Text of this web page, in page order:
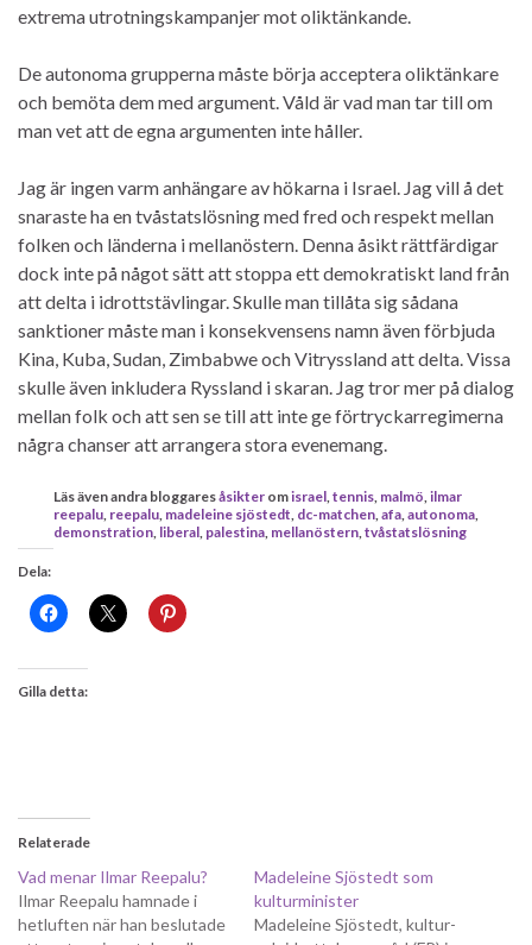
extrema utrotningskampanjer mot oliktänkande.
De autonoma grupperna måste börja acceptera oliktänkare
och bemöta dem med argument. Våld är vad man tar till om
man vet att de egna argumenten inte håller.
Jag är ingen varm anhängare av hökarna i Israel. Jag vill å det
snaraste ha en tvåstatslösning med fred och respekt mellan
folken och länderna i mellanöstern. Denna åsikt rättfärdigar
dock inte på något sätt att stoppa ett demokratiskt land från
att delta i idrottstävlingar. Skulle man tillåta sig sådana
sanktioner måste man i konsekvensens namn även förbjuda
Kina, Kuba, Sudan, Zimbabwe och Vitryssland att delta. Vissa
skulle även inkludera Ryssland i skaran. Jag tror mer på dialog
mellan folk och att sen se till att inte ge förtryckarregimerna
några chanser att arrangera stora evenemang.
Läs även andra bloggaresåsikter omisrael tennis malmö ilmar
reepalu reepalu madeleine sjöstedt dc-matchen afa autonoma
demonstration liberal palestina mellanöstern tvåstatslösning
Dela:
Gilla detta:
Relaterade
Vad menar Ilmar Reepalu?
Ilmar Reepalu hamnade i
hetluften när han beslutade
Madeleine Sjöstedt som
kulturminister
Madeleine Sjöstedt, kultur-